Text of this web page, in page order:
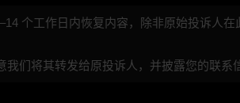
个工作日内恢复内容，除非原始投诉人在
们将其转发给原投诉人，并披露您的联系